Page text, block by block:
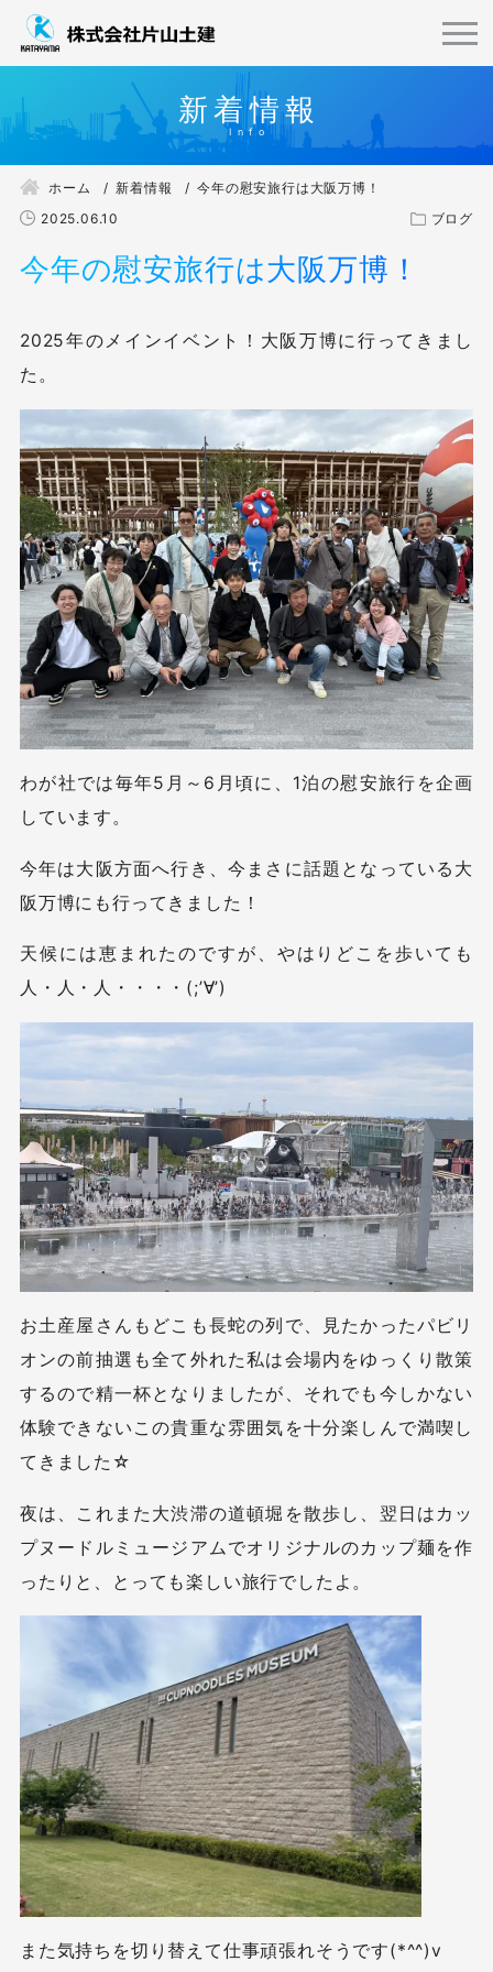
新着情報
ホーム 新着情報
今年の慰安旅行は大阪万博！
2025.06.10
ブログ
今年の慰安旅行は大阪万博！
2025年のメインイベント！大阪万博に行ってきまし
た。
わが社では毎年5月～6月頃に、1泊の慰安旅行を企画
しています。
今年は大阪方面へ行き、今まさに話題となっている大
阪万博にも行ってきました！
天候には恵まれたのですが、やはりどこを歩いても
人・人・人・・・・(;’∀’)
お土産屋さんもどこも長蛇の列で、見たかったパビリ
オンの前抽選も全て外れた私は会場内をゆっくり散策
するので精一杯となりましたが、それでも今しかない
体験できないこの貴重な雰囲気を十分楽しんで満喫し
てきました☆
夜は、これまた大渋滞の道頓堀を散歩し、翌日はカッ
プヌードルミュージアムでオリジナルのカップ麺を作
ったりと、とっても楽しい旅行でしたよ。
また気持ちを切り替えて仕事頑張れそうです(*^^)v